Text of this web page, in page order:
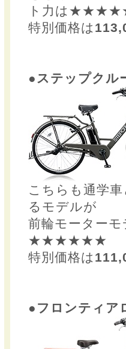
ト力は
特別価格は
●ステップク
こちらも通学
るモデルが
前輪モーター
★★★★★★
特別価格は
●フロンティ